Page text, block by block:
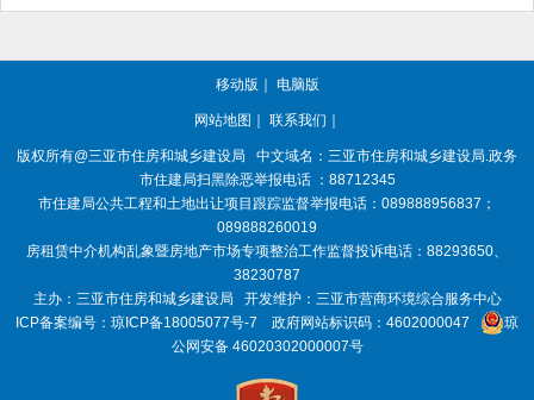
移动版 ｜ 电脑版
网站地图 ｜ 联系我们 ｜
版权所有@三亚市住房和城乡建设局
中文域名：三亚市住房和城乡建设局.政务
市住建局扫黑除恶举报电话 ：88712345
市住建局公共工程和土地出让项目跟踪监督举报电话：089888956837；
089888260019
房租赁中介机构乱象暨房地产市场专项整治工作监督投诉电话：88293650、
38230787
主办：三亚市住房和城乡建设局
开发维护：三亚市营商环境综合服务中心
ICP备案编号： 琼ICP备18005077号-7 政府网站标识码： 4602000047
琼
公网安备 46020302000007号